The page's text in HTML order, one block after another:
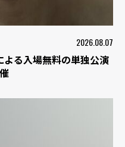
2026.08.07
よる入場無料の単独公演